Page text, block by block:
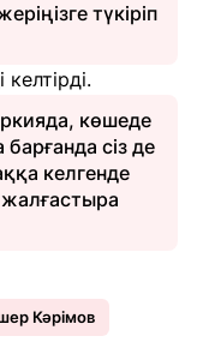
түкіріп
көшеде
сіз де
келгенде
жалғастыра
Кәрімов